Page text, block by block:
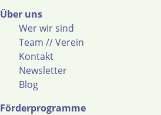
Über uns
Wer wir sind
Team // Verein
Kontakt
Newsletter
Blog
Förderprogramme